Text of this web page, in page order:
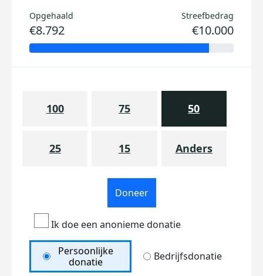
Opgehaald
€8.792
Streefbedrag
€10.000
100 75 50
25 15 Anders
Doneer
Ik doe een anonieme donatie
Persoonlijke
donatie
Bedrijfsdonatie